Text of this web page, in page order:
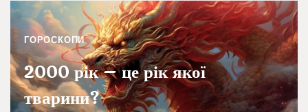
ГОРОСКОПИ
2000 рік – це рік якої
тварини?